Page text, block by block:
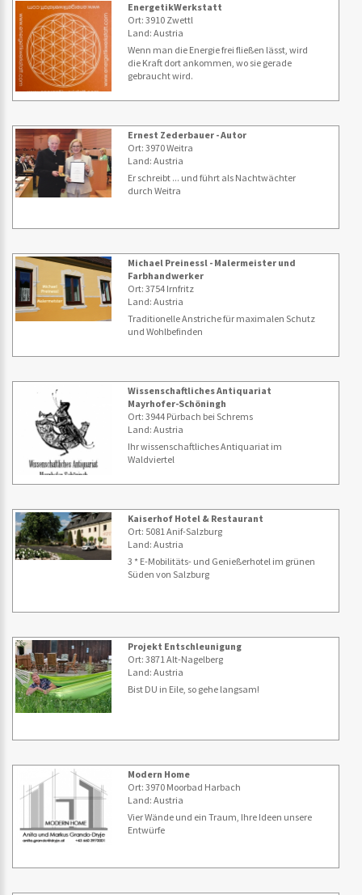
EnergetikWerkstatt
Ort: 3910 Zwettl
Land: Austria
Wenn man die Energie frei fließen lässt, wird
die Kraft dort ankommen, wo sie gerade
gebraucht wird.
Ernest Zederbauer - Autor
Ort: 3970 Weitra
Land: Austria
Er schreibt ... und führt als Nachtwächter
durch Weitra
Michael Preinessl - Malermeister und
Farbhandwerker
Ort: 3754 Irnfritz
Land: Austria
Traditionelle Anstriche für maximalen Schutz
und Wohlbefinden
Wissenschaftliches Antiquariat
Mayrhofer-Schöningh
Ort: 3944 Pürbach bei Schrems
Land: Austria
Ihr wissenschaftliches Antiquariat im
Waldviertel
Kaiserhof Hotel & Restaurant
Ort: 5081 Anif-Salzburg
Land: Austria
3 * E-Mobilitäts- und Genießerhotel im grünen
Süden von Salzburg
Projekt Entschleunigung
Ort: 3871 Alt-Nagelberg
Land: Austria
Bist DU in Eile, so gehe langsam!
Modern Home
Ort: 3970 Moorbad Harbach
Land: Austria
Vier Wände und ein Traum, Ihre Ideen unsere
Entwürfe